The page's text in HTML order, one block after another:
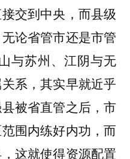
交到中央，而县级
论省管市还是市管
与苏州、江阴与无
系，其实早就近乎
被省直管之后，市
围内练好内功，而
这就使得资源配置